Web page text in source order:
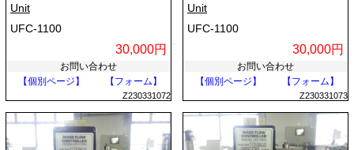
Unit
UFC-1100
30,000円
お問い合わせ
【個別ページ】
【フォーム】
Z230331072
Unit
UFC-1100
30,000円
お問い合わせ
【個別ページ】
【フォーム】
Z230331073